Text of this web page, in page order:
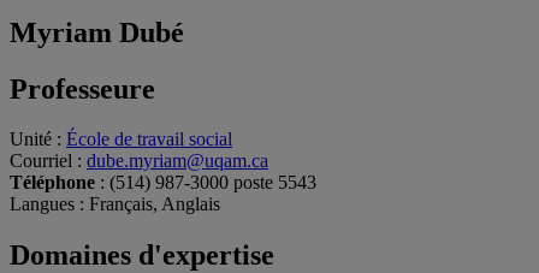
Myriam Dubé
Professeure
Unité : École de travail social
Courriel : dube.myriam@uqam.ca
Téléphone : (514) 987-3000 poste 5543
Langues : Français, Anglais
Domaines d'expertise